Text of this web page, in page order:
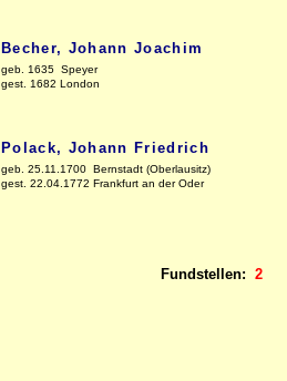
Becher, Johann Joachim
geb. 1635 Speyer
gest. 1682 London
Polack, Johann Friedrich
geb. 25.11.1700 Bernstadt (Oberlausitz)
gest. 22.04.1772 Frankfurt an der Oder
Fundstellen: 2